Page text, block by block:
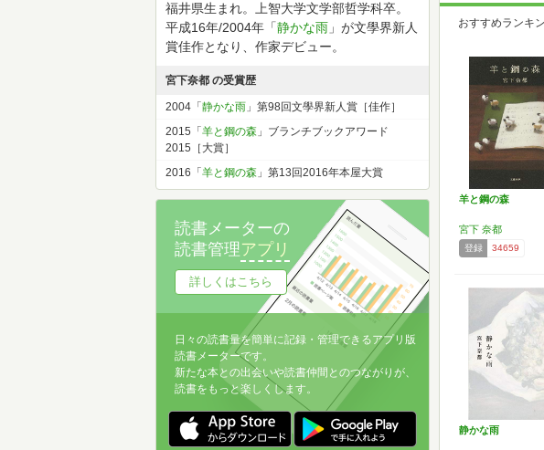
おすすめランキ
羊と鋼の森
宮下 奈都
登録 34659
静かな雨
福井県生まれ。上智大学文学部哲学科卒。
平成16年/2004年「静かな雨 」が文學界新人
賞佳作となり、作家デビュー。
宮下奈都 の受賞歴
2004「 静かな雨 」第98回文學界新人賞［佳作］
2015「 羊と鋼の森 」ブランチブックアワード
2015［大賞］
2016「 羊と鋼の森 」第13回2016年本屋大賞
読書メーターの
読書管理アプリ
詳しくはこちら
日々の読書量を簡単に記録・管理できるアプリ版
読書メーターです。
新たな本との出会いや読書仲間とのつながりが、
読書をもっと楽しくします。